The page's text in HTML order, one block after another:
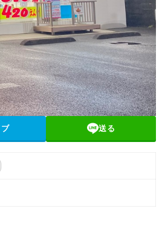
送る